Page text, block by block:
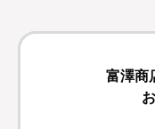
富澤商